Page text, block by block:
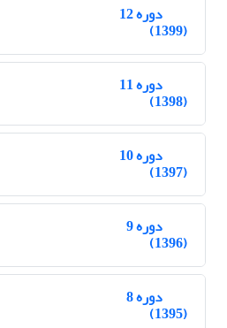
دوره 12
(1399)
دوره 11
(1398)
دوره 10
(1397)
دوره 9
(1396)
دوره 8
(1395)